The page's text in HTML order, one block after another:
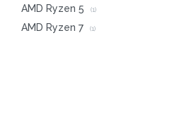
AMD Ryzen 5 (1)
AMD Ryzen 7 (1)